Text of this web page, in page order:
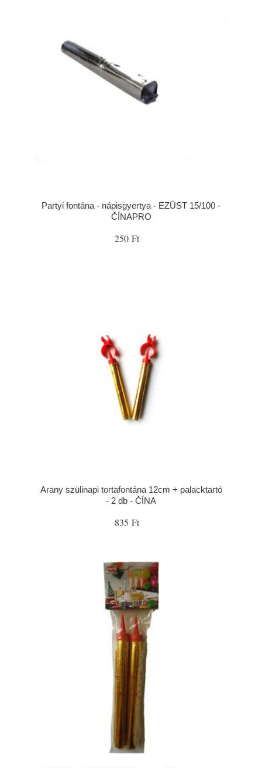
Partyi fontána - nápisgyertya - EZÜST 15/100 -
ČÍNAPRO
250 Ft
Arany szülinapi tortafontána 12cm + palacktartó
- 2 db - ČÍNA
835 Ft